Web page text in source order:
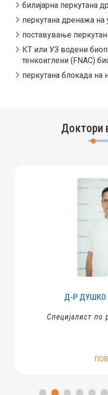
билијарна перкутана
перкутана дренажа на
поставување
КТ или УЗ водени
тенкоиглени (FNAC)
перкутана блокада на
Доктори
МИХАЈЛОСКИ
радиодијагностика